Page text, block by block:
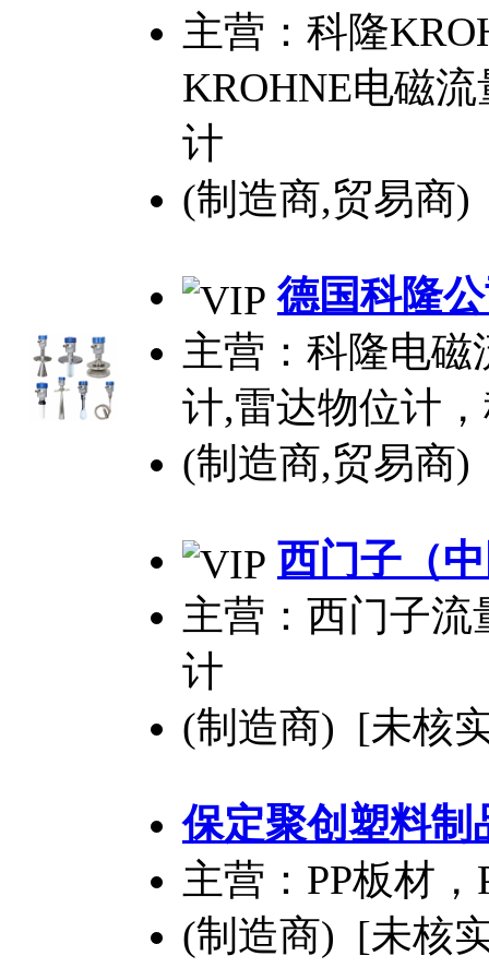
主营：科隆
KROHNE电磁
计
(制造商,贸易商
德国科隆
主营：科隆电磁
计,雷达物位计
(制造商,贸易商
西门子（
主营：西门子
计
(制造商) [未核
保定聚创塑料制
主营：PP板材
(制造商) [未核